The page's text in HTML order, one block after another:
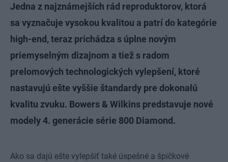
Jedna z najznámejších rád reproduktorov, ktorá
sa vyznačuje vysokou kvalitou a patrí do kategórie
high-end, teraz prichádza s úplne novým
priemyselným dizajnom a tiež s radom
prelomových technologických vylepšení, ktoré
nastavujú ešte vyššie štandardy pre dokonalú
kvalitu zvuku. Bowers & Wilkins predstavuje nové
modely 4. generácie série 800 Diamond.
Ako sa dajú ešte vylepšiť také úspešné a špičkové